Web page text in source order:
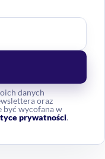
danych
oraz
być wycofana w
prywatności.